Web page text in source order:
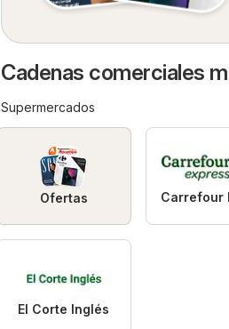
Cadenas comerciales
Supermercados
Ofertas
El Corte Inglés